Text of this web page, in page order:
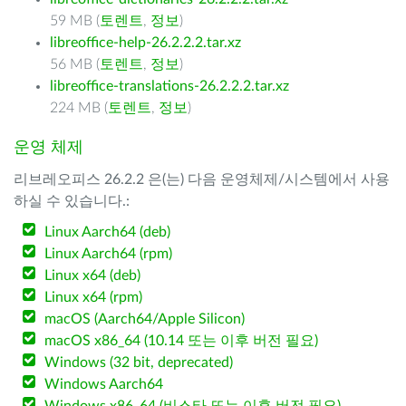
59 MB ( 토렌트, 정보 )
libreoffice-help-26.2.2.2.tar.xz
56 MB ( 토렌트, 정보 )
libreoffice-translations-26.2.2.2.tar.xz
224 MB ( 토렌트, 정보 )
운영 체제
리브레오피스 26.2.2 은(는) 다음 운영체제/시스템에서 사용
하실 수 있습니다.:
Linux Aarch64 (deb)
Linux Aarch64 (rpm)
Linux x64 (deb)
Linux x64 (rpm)
macOS (Aarch64/Apple Silicon)
macOS x86_64 (10.14 또는 이후 버전 필요)
Windows (32 bit, deprecated)
Windows Aarch64